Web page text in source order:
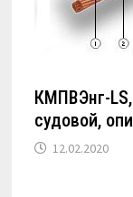
КМПВЭнг-
судовой,
12.02.2020